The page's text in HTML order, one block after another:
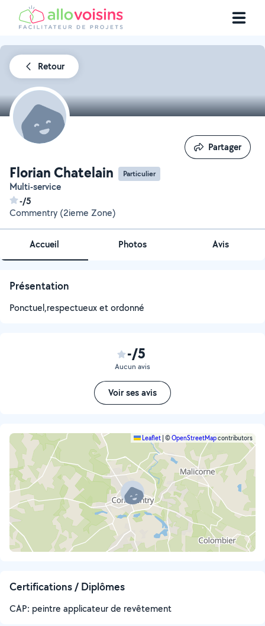
Retour
Florian Chatelain Particulier
Multi-service
-/5
Commentry (2ieme Zone)
Partager
Partager
Accueil Photos Avis
Présentation
Ponctuel,respectueux et ordonné
-/5
Aucun avis
Voir ses avis
Leaflet ©OpenStreetMapcontributors
Certifications / Diplômes
CAP: peintre applicateur de revêtement